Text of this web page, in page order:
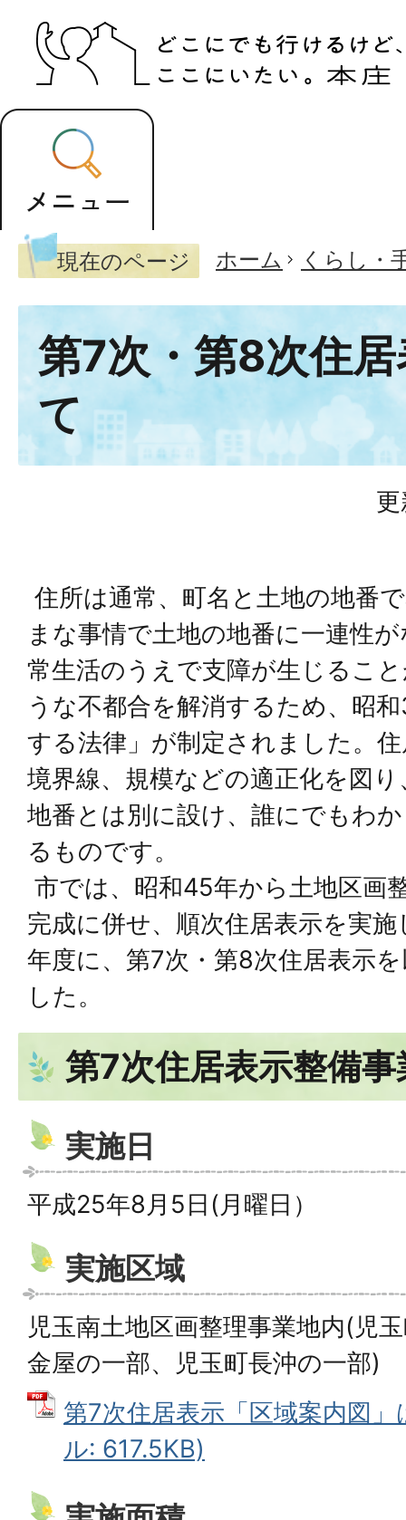
現在のページ ホーム くらし・
第7次・第8次住
て
住所は通常、町名と土地の地番
まな事情で土地の地番に一連性
常生活のうえで支障が生じるこ
うな不都合を解消するため、昭
する法律」が制定されました。
境界線、規模などの適正化を図
地番とは別に設け、誰にでもわ
るものです。
市では、昭和45年から土地区画
完成に併せ、順次住居表示を実
年度に、第7次・第8次住居表示
した。
第7次住居表示整備事
実施日
平成25年8月5日(月曜日）
実施区域
児玉南土地区画整理事業地内(児
金屋の一部、児玉町長沖の一部)
第7次住居表示「区域案内図
ル: 617.5KB)